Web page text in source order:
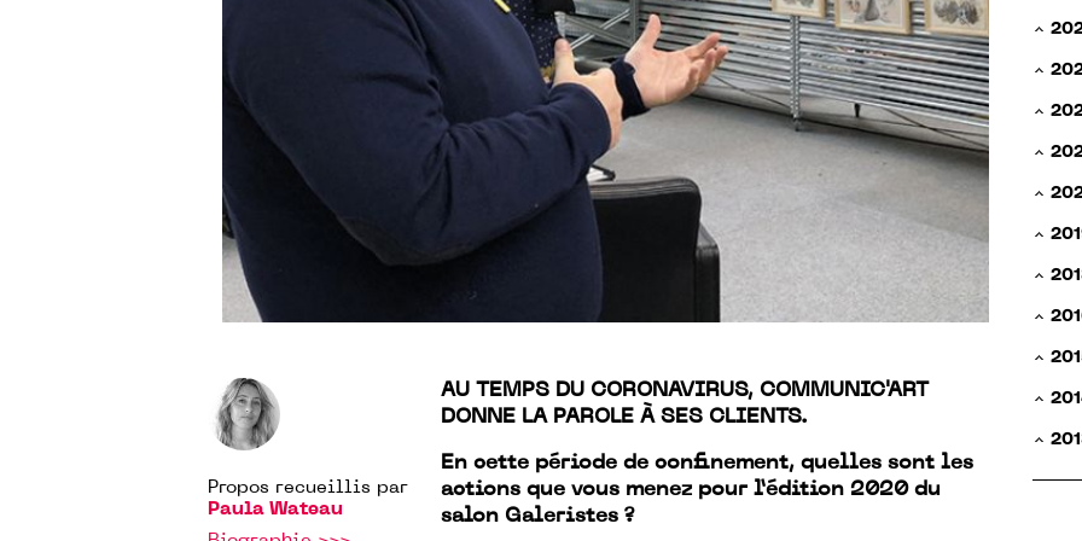
Propos recueillis par
Paula Wateau
AU TEMPS DU CORONAVIRUS, COMMUNIC'ART
DONNE LA PAROLE À SES CLIENTS.
En cette période de confinement, quelles sont les
actions que vous menez pour l’édition 2020 du
salon Galeristes ?